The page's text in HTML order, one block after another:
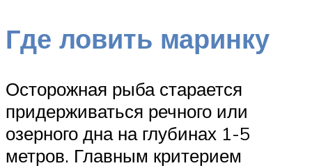
Где ловить маринку
Осторожная рыба старается
придерживаться речного или
озерного дна на глубинах 1-5
метров. Главным критерием